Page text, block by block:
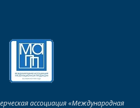
ассоциация «Международная